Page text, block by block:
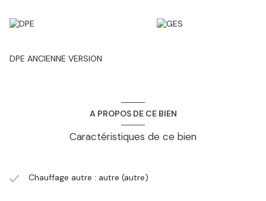
DPE ANCIENNE VERSION
A PROPOS DE CE BIEN
Caractéristiques de ce bien
Chauffage autre : autre (autre)